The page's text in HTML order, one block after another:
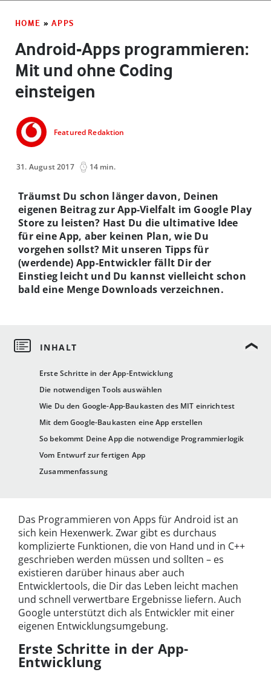
HOME » APPS
Android-Apps programmieren:
Mit und ohne Coding
einsteigen
Featured Redaktion
31. August 2017 14 min.
Erste Schritte in der App-Entwicklung
Die notwendigen Tools auswählen
Wie Du den Google-App-Baukasten des MIT einrichtest
Mit dem Google-Baukasten eine App erstellen
So bekommt Deine App die notwendige Programmierlogik
Vom Entwurf zur fertigen App
Zusammenfassung
Träumst Du schon länger davon, Deinen
eigenen Beitrag zur App-Vielfalt im Google Play
Store zu leisten? Hast Du die ultimative Idee
für eine App, aber keinen Plan, wie Du
vorgehen sollst? Mit unseren Tipps für
(werdende) App-Entwickler fällt Dir der
Einstieg leicht und Du kannst vielleicht schon
bald eine Menge Downloads verzeichnen.
Das Programmieren von Apps für Android ist an
sich kein Hexenwerk. Zwar gibt es durchaus
komplizierte Funktionen, die von Hand und in C++
geschrieben werden müssen und sollten – es
existieren darüber hinaus aber auch
Entwicklertools, die Dir das Leben leicht machen
und schnell verwertbare Ergebnisse liefern. Auch
Google unterstützt dich als Entwickler mit einer
eigenen Entwicklungsumgebung.
Erste Schritte in der App-
Entwicklung